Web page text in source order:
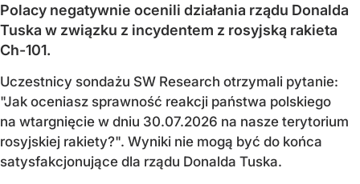
Polacy negatywnie ocenili działania rządu Donalda
Tuska w związku z incydentem z rosyjską rakieta
Ch-101.
Uczestnicy sondażu SW Research otrzymali pytanie:
"Jak oceniasz sprawność reakcji państwa polskiego
na wtargnięcie w dniu 30.07.2026 na nasze terytorium
rosyjskiej rakiety?". Wyniki nie mogą być do końca
satysfakcjonujące dla rządu Donalda Tuska.